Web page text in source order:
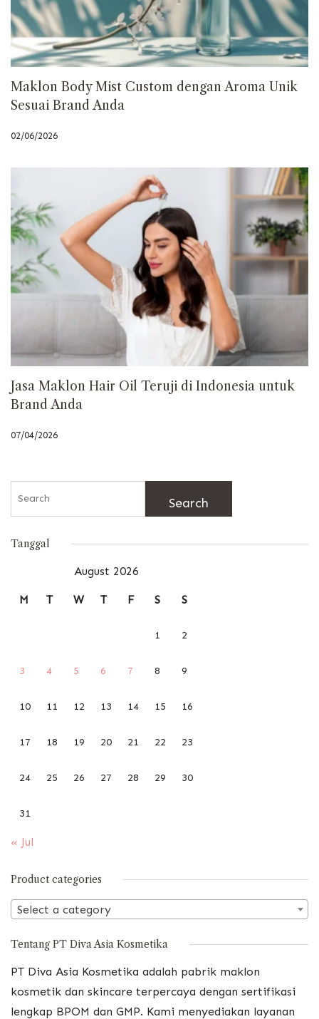
Maklon Body Mist Custom dengan Aroma Unik
Sesuai Brand Anda
02/06/2026
Jasa Maklon Hair Oil Teruji di Indonesia untuk
Brand Anda
07/04/2026
Tanggal
August 2026
M T W T F S S
1 2
3 4 5 6 7 8 9
10 11 12 13 14 15 16
17 18 19 20 21 22 23
24 25 26 27 28 29 30
31
« Jul
Product categories
Select a category
Tentang PT Diva Asia Kosmetika
PT Diva Asia Kosmetika adalah pabrik maklon
kosmetik dan skincare terpercaya dengan sertifikasi
lengkap BPOM dan GMP. Kami menyediakan layanan